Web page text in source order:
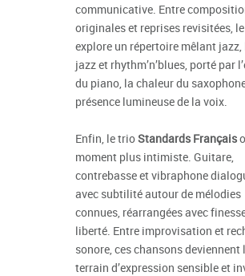
communicative. Entre
originales et reprises revisitées,
explore un répertoire mêlant
jazz et rhythm’n’blues, porté par
du piano, la chaleur du
présence lumineuse de la voix.
Enfin, le trioStandards Français
moment plus intimiste. Guitare,
contrebasse et vibraphone
avec subtilité autour de mélodies
connues, réarrangées avec
liberté. Entre improvisation et
sonore, ces chansons deviennent
terrain d’expression sensible et